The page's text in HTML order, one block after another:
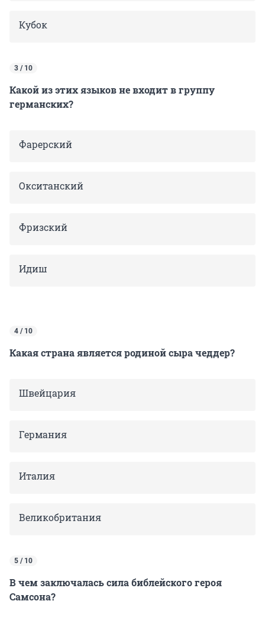
Кубок
3 / 10
Какой из этих языков не входит в группу
германских?
Фарерский
Окситанский
Фризский
Идиш
4 / 10
Какая страна является родиной сыра чеддер?
Швейцария
Германия
Италия
Великобритания
5 / 10
В чем заключалась сила библейского героя
Самсона?